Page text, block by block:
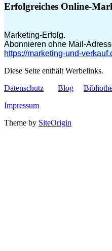
Erfolgreiches Online-
Marketing-Erfolg.
Abonnieren ohne Mail-
https://marketing-und-
Diese Seite enthält Werbelinks.
Datenschutz
Blog
Impressum
Theme by SiteOrigin